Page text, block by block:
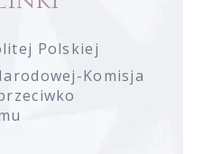
Polskiej
Komisja